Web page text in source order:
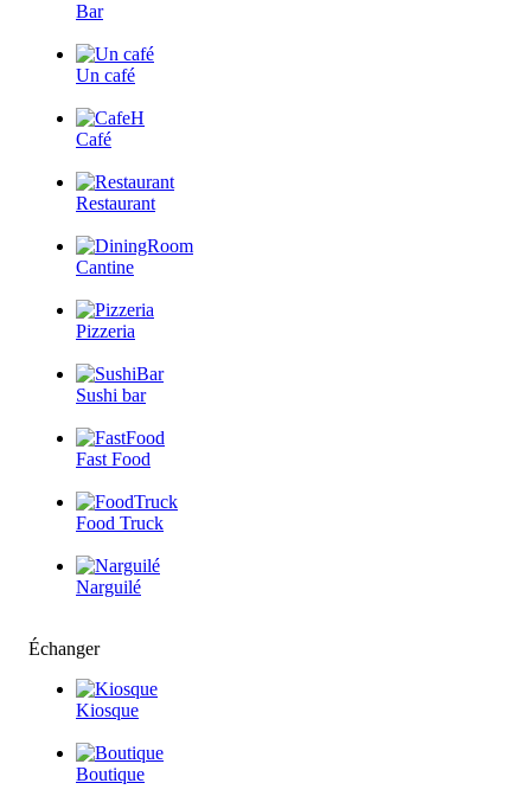
Bar
Un café
Café
Restaurant
Cantine
Pizzeria
Sushi bar
Fast Food
Food Truck
Narguilé
Échanger
Kiosque
Boutique